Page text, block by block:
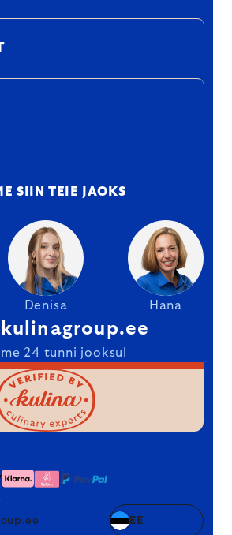
SIIN TEIE JAOKS
Denisa Hana
24 tunni jooksul
EE